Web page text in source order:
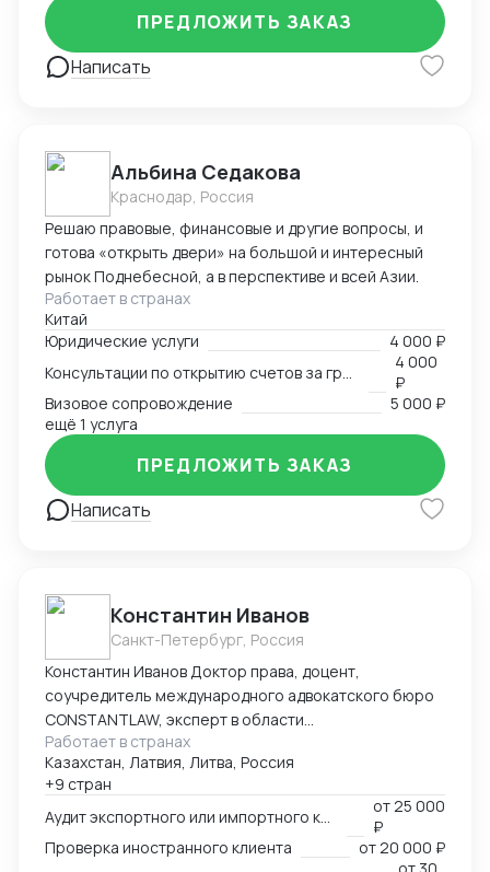
Написать
ПРЕДЛОЖИТЬ ЗАКАЗ
Альбина Седакова
Краснодар, Россия
Решаю правовые, финансовые и другие вопросы, и
готова «открыть двери» на большой и интересный
рынок Поднебесной, а в перспективе и всей Азии.
Работает в странах
Китай
Юридические услуги
4 000 ₽
4 000
₽
Визовое сопровождение
5 000 ₽
ещё 1 услуга
Написать
ПРЕДЛОЖИТЬ ЗАКАЗ
Константин Иванов
Санкт-Петербург, Россия
Константин Иванов Доктор права, доцент,
соучредитель международного адвокатского бюро
CONSTANTLAW, эксперт в области
внешнеэкономической деятельности,
сопровождения международных сделок и решения
внешнеэкономических споров. Международный
арбитр (Рижский третейский суд / Рига, Латвия,
международный арбитражный суд IAC / Алматы,
Казахстан).
Работает в странах
Казахстан, Латвия, Литва, Россия
+9 стран
от25 000
₽
Проверка иностранного клиента
от20 000 ₽